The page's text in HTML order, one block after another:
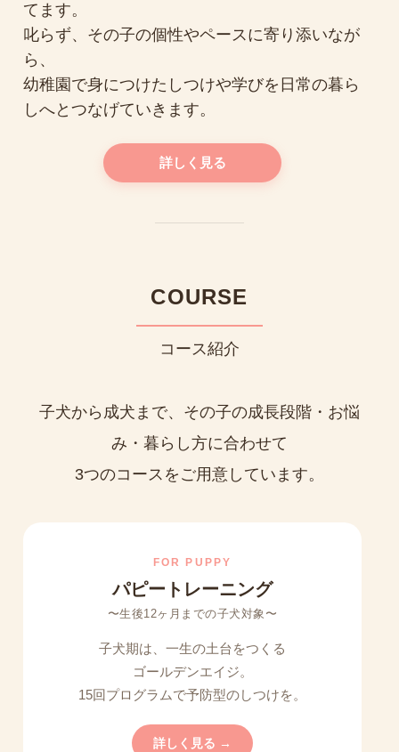
てます。
叱らず、その子の個性やペースに寄り添いなが
ら、
幼稚園で身につけたしつけや学びを日常の暮ら
しへとつなげていきます。
詳しく見る
COURSE
コース紹介
子犬から成犬まで、その子の成長段階・お悩
み・暮らし方に合わせて
3つのコースをご用意しています。
FOR PUPPY
パピートレーニング
〜生後12ヶ月までの子犬対象〜
子犬期は、一生の土台をつくる
ゴールデンエイジ。
15回プログラムで予防型のしつけを。
詳しく見る →